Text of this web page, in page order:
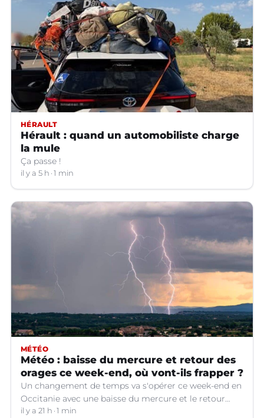
HÉRAULT
Hérault : quand un automobiliste charge
la mule
Ça passe !
il y a 5 h 1 min
MÉTÉO
Météo : baisse du mercure et retour des
orages ce week-end, où vont-ils frapper ?
Un changement de temps va s'opérer ce week-end en
Occitanie avec une baisse du mercure et le retour
d'orages dans certains départements.
il y a 21 h 1 min